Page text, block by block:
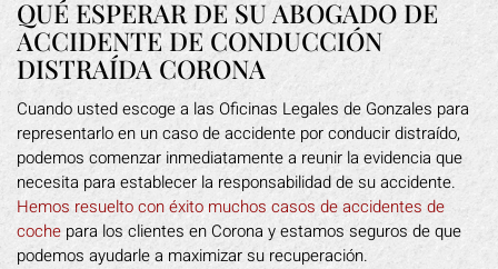
QUÉ ESPERAR DE SU ABOGADO DE
ACCIDENTE DE CONDUCCIÓN
DISTRAÍDA CORONA
Cuando usted escoge a las Oficinas Legales de Gonzales para
representarlo en un caso de accidente por conducir distraído,
podemos comenzar inmediatamente a reunir la evidencia que
necesita para establecer la responsabilidad de su accidente.
Hemos resuelto con éxito muchos casos de accidentes de
coche para los clientes en Corona y estamos seguros de que
podemos ayudarle a maximizar su recuperación.